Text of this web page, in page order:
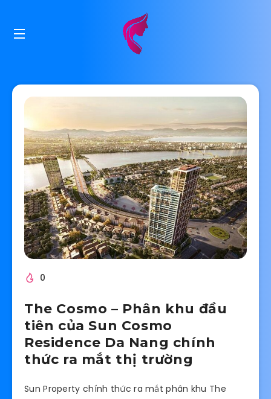
0
The Cosmo – Phân khu đầu
tiên của Sun Cosmo
Residence Da Nang chính
thức ra mắt thị trường
Sun Property chính thức ra mắt phân khu The